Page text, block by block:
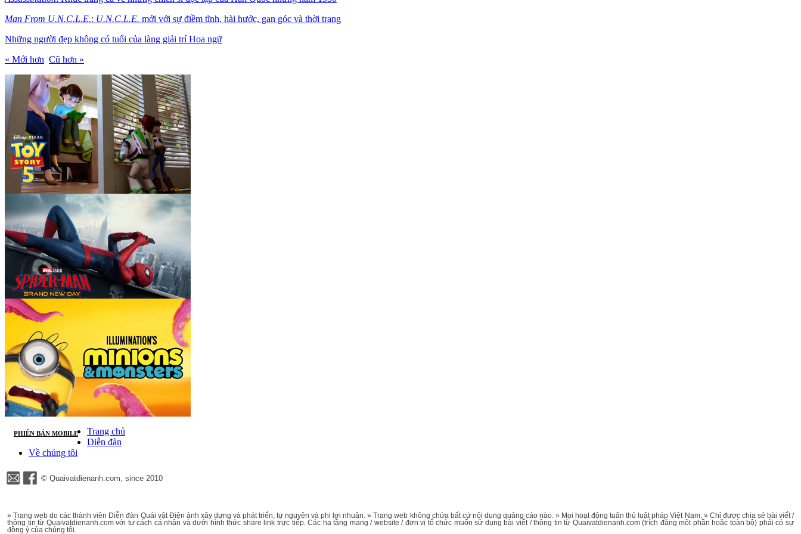
Man From U.N.C.L.E.: U.N.C.L.E. mới với sự điềm tĩnh, hài hước, gan góc và thời trang
Những người đẹp không có tuổi của làng giải trí Hoa ngữ
« Mới hơn Cũ hơn »
PHIÊN BẢN MOBILE
Trang chủ
Diễn đàn
Về chúng tôi
© Quaivatdienanh.com, since 2010
» Trang web do các thành viên Diễn đàn Quái vật Điện ảnh xây dựng và phát triển, tự nguyện và phi lợi nhuận. » Trang web không chứa bất cứ nội dung quảng cáo nào. » Mọi hoạt động tuân thủ luật pháp Việt Nam. » Chỉ được chia sẻ bài viết /
thông tin từ Quaivatdienanh.com với tư cách cá nhân và dưới hình thức share link trực tiếp. Các hạ tầng mạng / website / đơn vị tổ chức muốn sử dụng bài viết / thông tin từ Quaivatdienanh.com (trích đăng một phần hoặc toàn bộ) phải có sự
đồng ý của chúng tôi.